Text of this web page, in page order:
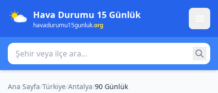
Hava Durumu 15 Günlük
havadurumu15gunluk.org
Şehir veya ilçe ara
Ana Sayfa/Türkiye/Antalya/90 Günlük